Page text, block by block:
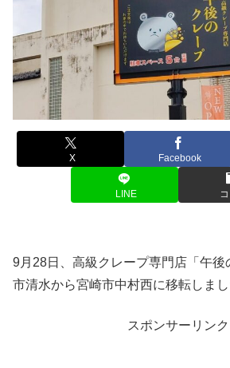
X Facebook
LINE
9月28日、高級クレープ専門店「午後
市清水から宮崎市中村西に移転しまし
スポンサーリンク